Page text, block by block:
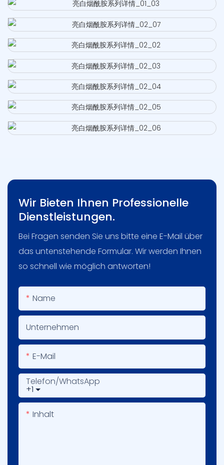
Wir Bieten Ihnen Professionelle
Dienstleistungen.
Bei Fragen senden Sie uns bitte eine E-Mail über
das untenstehende Formular. Wir werden Ihnen
so schnell wie möglich antworten!
Name
Unternehmen
E-Mail
+1
Telefon/WhatsApp
Inhalt